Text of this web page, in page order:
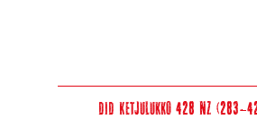
DID Ketjulukko 428 NZ (283-